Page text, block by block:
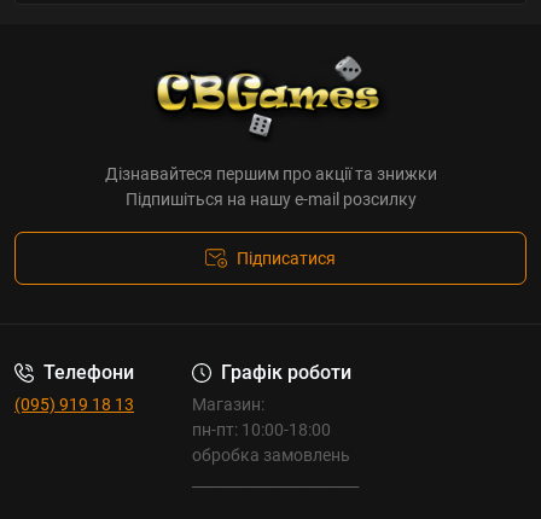
Дізнавайтеся першим про акції та знижки
Підпишіться на нашу e-mail розсилку
Підписатися
Телефони
(095) 919 18 13
Графік роботи
Магазин:
пн-пт: 10:00-18:00
обробка замовлень